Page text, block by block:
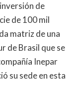
de
de 100 mil
matriz de una
de Brasil que se
Inepar
su sede en esta